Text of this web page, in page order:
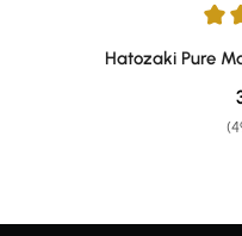
Average rating of 4.5 out
Hatozaki Pure